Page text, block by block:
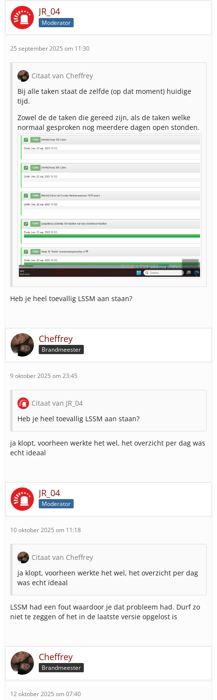
JR_04
Moderator
25 september 2025 om 11:30
Citaat van Cheffrey
Bij alle taken staat de zelfde (op dat moment) huidige
tijd.
Zowel de de taken die gereed zijn, als de taken welke
normaal gesproken nog meerdere dagen open stonden.
Heb je heel toevallig LSSM aan staan?
Cheffrey
Brandmeester
9 oktober 2025 om 23:45
Citaat van JR_04
Heb je heel toevallig LSSM aan staan?
ja klopt, voorheen werkte het wel, het overzicht per dag was
echt ideaal
JR_04
Moderator
10 oktober 2025 om 11:18
Citaat van Cheffrey
ja klopt, voorheen werkte het wel, het overzicht per dag
was echt ideaal
LSSM had een fout waardoor je dat probleem had. Durf zo
niet te zeggen of het in de laatste versie opgelost is
Cheffrey
Brandmeester
12 oktober 2025 om 07:40